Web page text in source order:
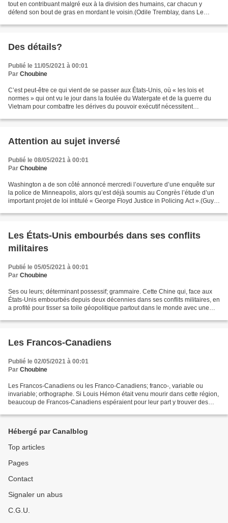
tout en contribuant malgré eux à la division des humains, car chacun y
défend son bout de gras en mordant le voisin.(Odile Tremblay, dans Le
Des détails?
Publié le 11/05/2021 à 00:01
Par Choubine
C’est peut-être ce qui vient de se passer aux États-Unis, où « les lois et
normes » qui ont vu le jour dans la foulée du Watergate et de la guerre du
Vietnam pour combattre les dérives du pouvoir exécutif nécessitent
Attention au sujet inversé
Publié le 08/05/2021 à 00:01
Par Choubine
Washington a de son côté annoncé mercredi l’ouverture d’une enquête sur
la police de Minneapolis, alors qu’est déjà soumis au Congrès l’étude d’un
important projet de loi intitulé « George Floyd Justice in Policing Act ».(Guy
Les États-Unis embourbés dans ses conflits
militaires
Publié le 05/05/2021 à 00:01
Par Choubine
Ses ou leurs; déterminant possessif; grammaire. Cette Chine qui, face aux
États-Unis embourbés depuis deux décennies dans ses conflits militaires, en
a profité pour tisser sa toile géopolitique partout dans le monde avec une
Les Francos-Canadiens
Publié le 02/05/2021 à 00:01
Par Choubine
Les Francos-Canadiens ou les Franco-Canadiens; franco-, variable ou
invariable; orthographe. Si Louis Hémon était venu mourir dans cette région,
beaucoup de Francos-Canadiens espéraient pour leur part y trouver des
Hébergé par Canalblog
Top articles
Pages
Contact
Signaler un abus
C.G.U.